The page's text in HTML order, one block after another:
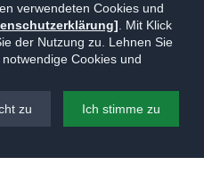
verwendeten Cookies und
. Mit Klick
der Nutzung zu. Lehnen Sie
Cookies und
zu Ich stimme zu